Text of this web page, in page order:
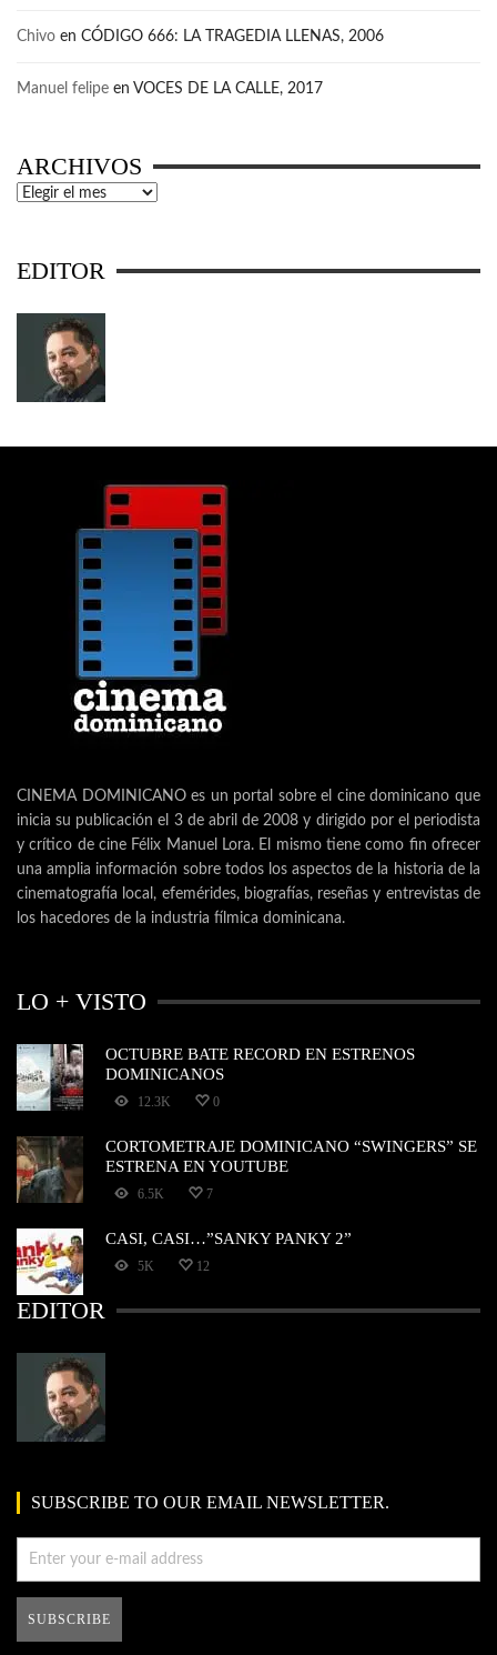
Chivo en CÓDIGO 666: LA TRAGEDIA LLENAS, 2006
Manuel felipe en VOCES DE LA CALLE, 2017
ARCHIVOS
Archivos
EDITOR
CINEMA DOMINICANO es un portal sobre el cine dominicano que
inicia su publicación el 3 de abril de 2008 y dirigido por el periodista
y crítico de cine Félix Manuel Lora. El mismo tiene como fin ofrecer
una amplia información sobre todos los aspectos de la historia de la
cinematografía local, efemérides, biografías, reseñas y entrevistas de
los hacedores de la industria fílmica dominicana.
LO + VISTO
OCTUBRE BATE RECORD EN ESTRENOS
DOMINICANOS
12.3K 0
CORTOMETRAJE DOMINICANO “SWINGERS” SE
ESTRENA EN YOUTUBE
6.5K 7
CASI, CASI…”SANKY PANKY 2”
5K 12
EDITOR
SUBSCRIBE TO OUR EMAIL NEWSLETTER.